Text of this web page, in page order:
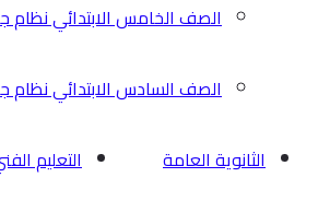
الصف الخامس الابتدائي نظام جديد
الصف السادس الابتدائي نظام جديد
الثانوية العامة التعليم الفني